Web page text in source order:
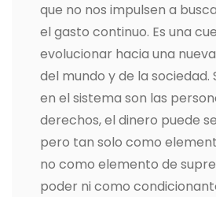
que no nos impulsen a
el gasto continuo. Es una
evolucionar hacia una
del mundo y de la sociedad.
en el sistema son las
derechos, el dinero puede
pero tan solo como
no como elemento de
poder ni como